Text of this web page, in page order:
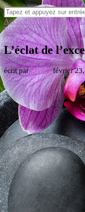
Accueil SHOPPING
BIJOUX
L’éclat de
écrit parDivina février